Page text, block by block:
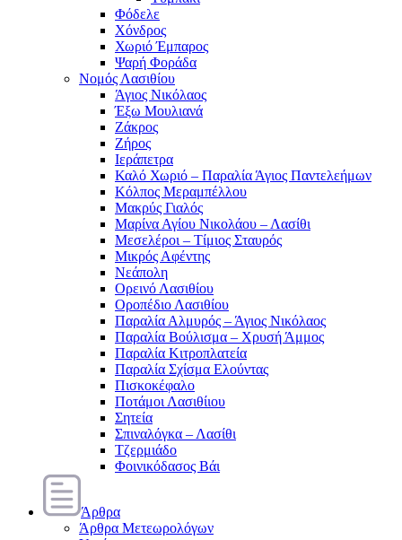
Φόδελε
Χόνδρος
Χωριό Έμπαρος
Ψαρή Φοράδα
Νομός Λασιθίου
Άγιος Νικόλαος
Έξω Μουλιανά
Ζάκρος
Ζήρος
Ιεράπετρα
Καλό Χωριό – Παραλία Άγιος Παντελεήμων
Κόλπος Μεραμπέλλου
Μακρύς Γιαλός
Μαρίνα Αγίου Νικολάου – Λασίθι
Μεσελέροι – Τίμιος Σταυρός
Μικρός Αφέντης
Νεάπολη
Ορεινό Λασιθίου
Οροπέδιο Λασιθίου
Παραλία Αλμυρός – Άγιος Νικόλαος
Παραλία Βούλισμα – Χρυσή Άμμος
Παραλία Κιτροπλατεία
Παραλία Σχίσμα Ελούντας
Πισκοκέφαλο
Ποτάμοι Λασιθίιου
Σητεία
Σπιναλόγκα – Λασίθι
Τζερμιάδο
Φοινικόδασος Βάι
Άρθρα
Άρθρα Μετεωρολόγων